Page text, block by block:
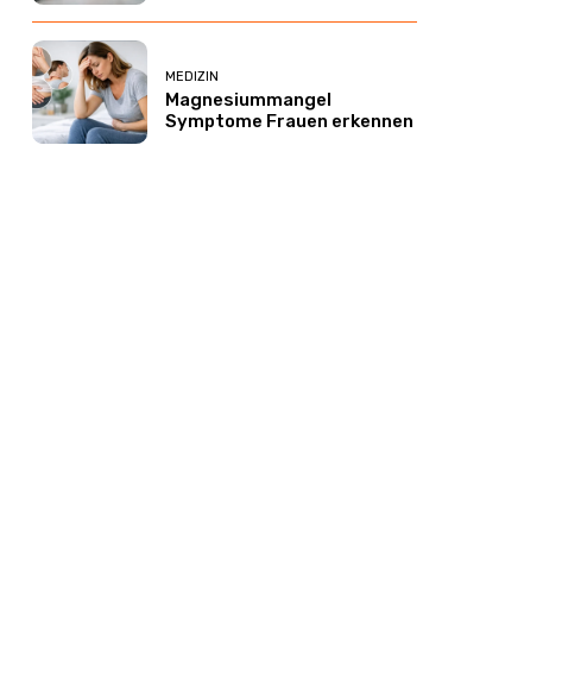
MEDIZIN
Magnesiummangel
Symptome Frauen erkennen